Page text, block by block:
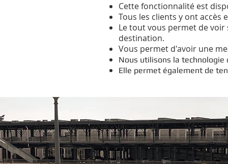
Cette fonctionnalité est
Tous les clients y ont accès
Le tout vous permet de
destination.
Vous permet d'avoir une
Nous utilisons la technologie
Elle permet également de